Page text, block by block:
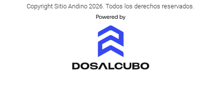
Copyright Sitio Andino 2026. Todos los derechos reservados.